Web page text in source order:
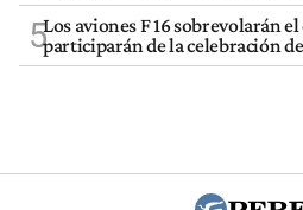
5Los aviones F 16 sobrevolarán
participarán de la celebración